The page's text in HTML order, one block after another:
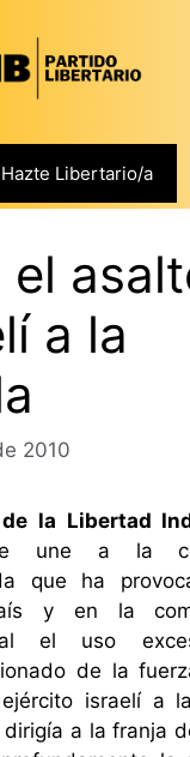
Hazte Libertario/a
el
a la
2010
la Libertad
une a la
que ha
y en la
el uso
de la
israelí a
a la franja